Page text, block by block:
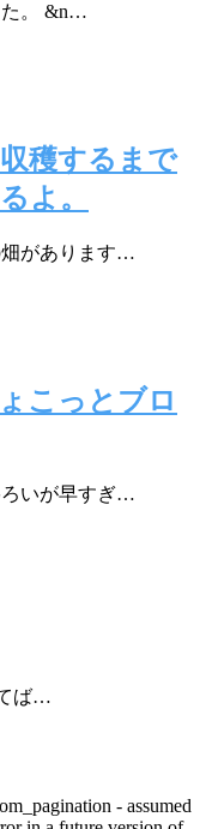
た。 &n…
穫するまで
よ。
畑があります…
こっとブロ
ろいが早すぎ…
ば…
- assumed